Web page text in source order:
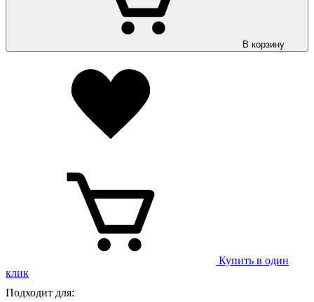
В корзину
Купить в один
клик
Подходит для: